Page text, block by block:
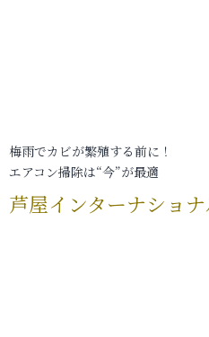
梅雨でカビが繁殖する前に！
エアコン掃除は“今”が最適
芦屋インターナショ